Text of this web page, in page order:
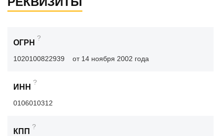
ОГРН
?
1020100822939 от 14 ноября 2002 года
ИНН
?
0106010312
КПП
?